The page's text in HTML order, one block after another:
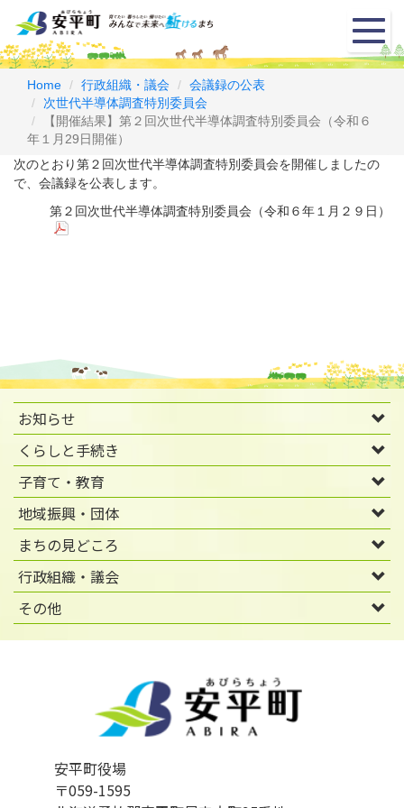
メ
ニ
ュ
Home 行政組織・議会
会議録の公表
次世代半導体調査特別委員会
【開催結果】第２回次世代半導体調査特別委員会（令和６
年１月29日開催）
次のとおり第２回次世代半導体調査特別委員会を開催しましたの
で、会議録を公表します。
第２回次世代半導体調査特別委員会（令和６年１月２９日）
お知らせ
くらしと手続き
子育て・教育
地域振興・団体
まちの見どころ
行政組織・議会
その他
安平町役場
〒059-1595